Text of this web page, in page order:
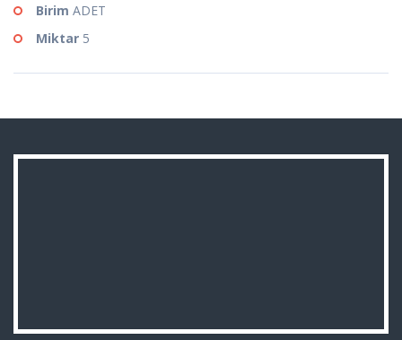
Birim ADET
Miktar 5